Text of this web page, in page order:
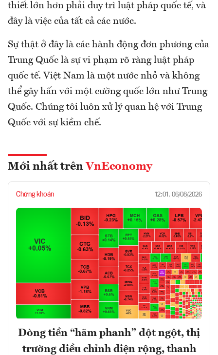
thiết lớn hơn phải duy trì luật pháp quốc tế, và
đây là việc của tất cả các nước.
Sự thật ở đây là các hành động đơn phương của
Trung Quốc là sự vi phạm rõ ràng luật pháp
quốc tế. Việt Nam là một nước nhỏ và không
thể gây hấn với một cường quốc lớn như Trung
Quốc. Chúng tôi luôn xử lý quan hệ với Trung
Quốc với sự kiềm chế.
Mới nhất trên VnEconomy
Chứng khoán 12:01, 06/08/2026
Dòng tiền “hãm phanh” đột ngột, thị
trường điều chỉnh diện rộng, thanh